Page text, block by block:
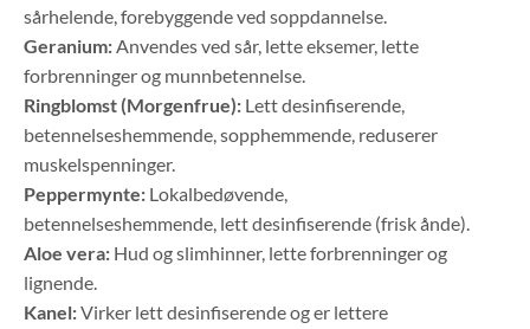
sårhelende, forebyggende ved soppdannelse.
Geranium:Anvendes ved sår, lette eksemer, lette
forbrenninger og munnbetennelse.
Ringblomst (Morgenfrue):Lett desinfiserende,
betennelseshemmende, sopphemmende, reduserer
muskelspenninger.
Peppermynte:Lokalbedøvende,
betennelseshemmende, lett desinfiserende (frisk ånde).
Aloe vera:Hud og slimhinner, lette forbrenninger og
lignende.
Kanel:Virker lett desinfiserende og er lettere